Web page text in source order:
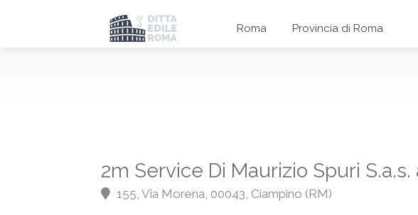
Roma Provincia di Roma
2m Service Di Maurizio Spuri
155, Via Morena, 00043, Ciampino (RM)